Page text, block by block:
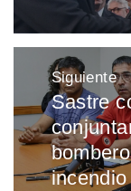
Siguiente
Entrada
siguiente:
Sastre